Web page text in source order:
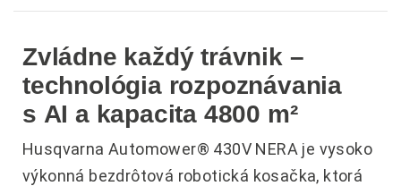
Zvládne každý trávnik –
technológia rozpoznávania
s AI a kapacita 4800 m²
Husqvarna Automower® 430V NERA je vysoko
výkonná bezdrôtová robotická kosačka, ktorá